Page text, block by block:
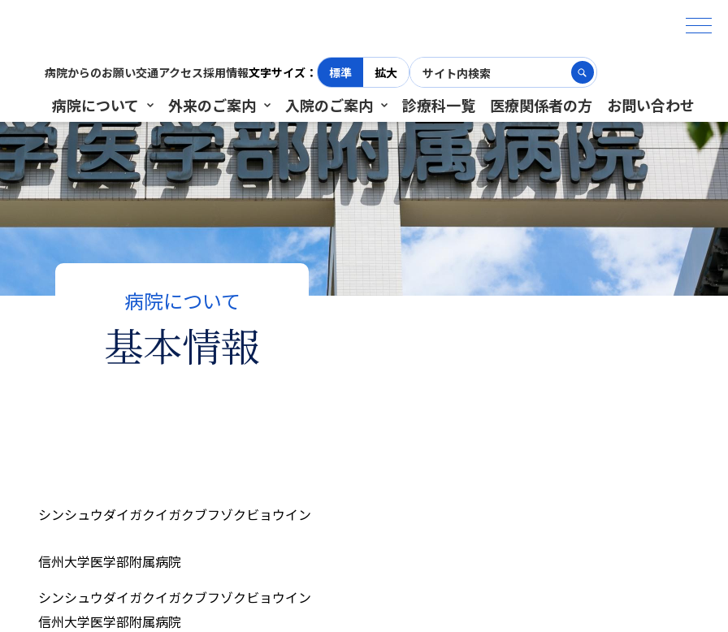
病院からのお願い交通アクセス採用情報文字サイズ： 標準 拡大
病院について 外来のご案内 入院のご案内 診療科一覧 医療関係者の方 お問い合わせ
病院について
基本情報
シンシュウダイガクイガクブフゾクビョウイン
信州大学医学部附属病院
シンシュウダイガクイガクブフゾクビョウイン
信州大学医学部附属病院